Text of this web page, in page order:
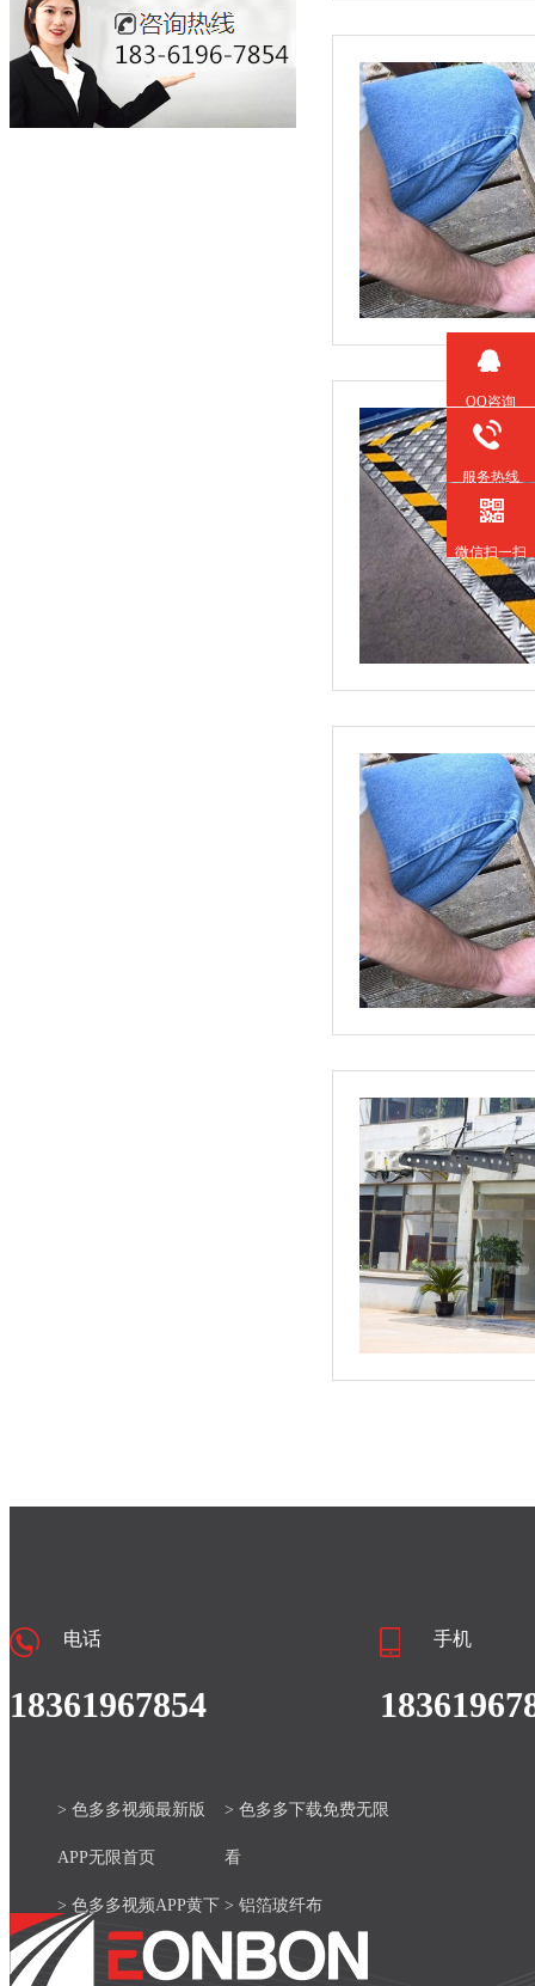
电话
18361967854
手机
> 色多多视频最新版
APP无限首页
> 色多多下载免费无限
看
> 色多多视频APP黄下
载安装官网
> 铝箔玻纤布
> 产品中心
QQ咨询
服务热线
微信扫一扫